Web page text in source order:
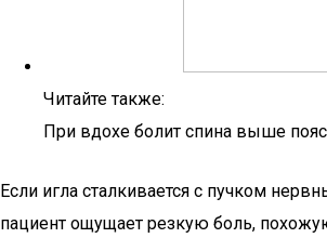
Читайте также:
При вдохе болит спина выше
Если игла сталкивается с пучком
пациент ощущает резкую боль,